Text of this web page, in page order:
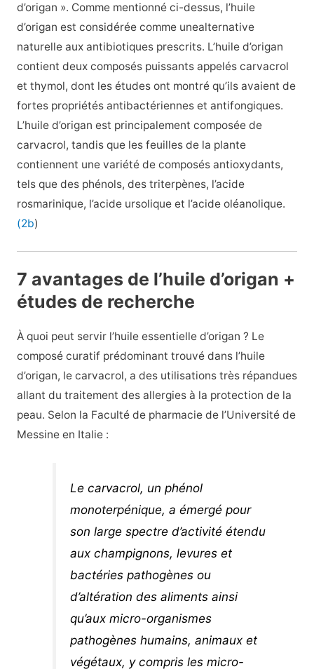
d’origan ». Comme mentionné ci-dessus, l’huile
d’origan est considérée comme unealternative
naturelle aux antibiotiques prescrits. L’huile d’origan
contient deux composés puissants appelés carvacrol
et thymol, dont les études ont montré qu’ils avaient de
fortes propriétés antibactériennes et antifongiques.
L’huile d’origan est principalement composée de
carvacrol, tandis que les feuilles de la plante
contiennent une variété de composés antioxydants,
tels que des phénols, des triterpènes, l’acide
rosmarinique, l’acide ursolique et l’acide oléanolique.
(2b)
7 avantages de l’huile d’origan +
études de recherche
À quoi peut servir l’huile essentielle d’origan ? Le
composé curatif prédominant trouvé dans l’huile
d’origan, le carvacrol, a des utilisations très répandues
allant du traitement des allergies à la protection de la
peau. Selon la Faculté de pharmacie de l’Université de
Messine en Italie :
Le carvacrol, un phénol
monoterpénique, a émergé pour
son large spectre d’activité étendu
aux champignons, levures et
bactéries pathogènes ou
d’altération des aliments ainsi
qu’aux micro-organismes
pathogènes humains, animaux et
végétaux, y compris les micro-